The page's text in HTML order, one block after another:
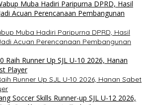
Muba Hadiri Paripurna DPRD, Hasil
Acuan Perencanaan Pembangunan
Runner Up SJL U-10 2026, Hanan Sabet